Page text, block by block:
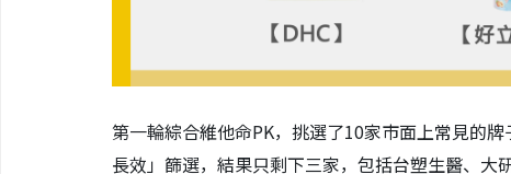
第一輪綜合維他命PK，挑選了10家市面上常見的
長效」篩選，結果只剩下三家，包括台塑生醫、大